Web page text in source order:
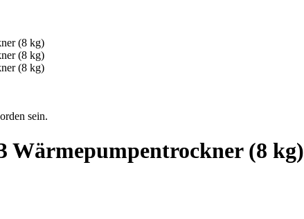
sein.
Wärmepumpentrockner (8 kg)